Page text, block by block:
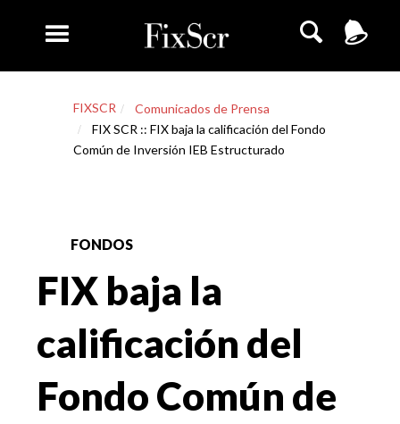
FIXSCR
Comunicados de Prensa
FIX SCR :: FIX baja la calificación del Fondo
Común de Inversión IEB Estructurado
FONDOS
FIX baja la
calificación del
Fondo Común de